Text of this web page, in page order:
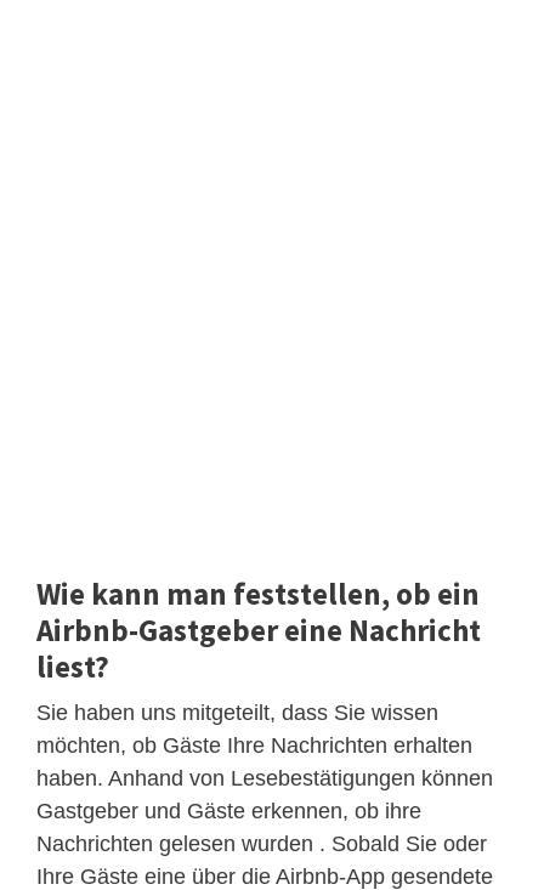
Wie kann man feststellen, ob ein
Airbnb-Gastgeber eine Nachricht
liest?
Sie haben uns mitgeteilt, dass Sie wissen
möchten, ob Gäste Ihre Nachrichten erhalten
haben. Anhand von Lesebestätigungen können
Gastgeber und Gäste erkennen, ob ihre
Nachrichten gelesen wurden . Sobald Sie oder
Ihre Gäste eine über die Airbnb-App gesendete